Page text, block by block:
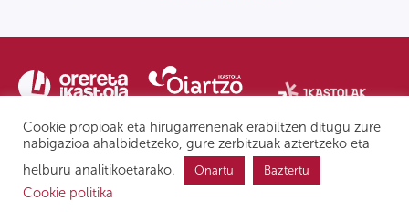
Pribatutasun politika | Lege oharra Postontzi etikoa
Cookie propioak eta hirugarrenenak erabiltzen ditugu zure
nabigazioa ahalbidetzeko, gure zerbitzuak aztertzeko eta
helburu analitikoetarako.
Onartu Baztertu
Cookie politika